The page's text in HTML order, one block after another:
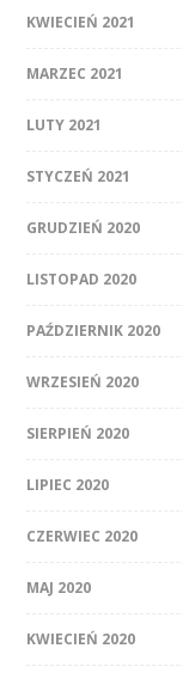
KWIECIEŃ 2021
MARZEC 2021
LUTY 2021
STYCZEŃ 2021
GRUDZIEŃ 2020
LISTOPAD 2020
PAŹDZIERNIK 2020
WRZESIEŃ 2020
SIERPIEŃ 2020
LIPIEC 2020
CZERWIEC 2020
MAJ 2020
KWIECIEŃ 2020